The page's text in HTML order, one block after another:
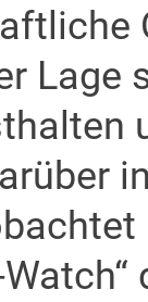
Lage